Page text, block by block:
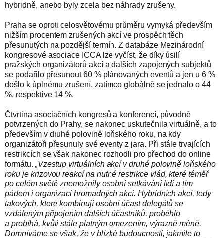
hybridně, anebo byly zcela bez náhrady zrušeny.
Praha se oproti celosvětovému průměru vymyká především
nižším procentem zrušených akcí ve prospěch těch
přesunutých na pozdější termín. Z databáze Mezinárodní
kongresové asociace ICCA lze vyčíst, že díky úsilí
pražských organizátorů akcí a dalších zapojených subjektů
se podařilo přesunout 60 % plánovaných eventů a jen u 6 %
došlo k úplnému zrušení, zatímco globálně se jednalo o 44
%, respektive 14 %.
Čtvrtina asociačních kongresů a konferencí, původně
potvrzených do Prahy, se nakonec uskutečnila virtuálně, a to
především v druhé polovině loňského roku, na kdy
organizátoři přesunuly své eventy z jara. Při stále trvajících
restrikcích se však nakonec rozhodli pro přechod do online
formátu. „Vzestup virtuálních akcí v druhé polovině loňského
roku je krizovou reakcí na nutné restrikce vlád, které téměř
po celém světě znemožnily osobní setkávání lidí a tím
pádem i organizaci hromadných akcí. Hybridních akcí, tedy
takových, které kombinují osobní účast delegátů se
vzdáleným připojením dalších účastníků, proběhlo
a probíhá, kvůli stále platným omezením, výrazně méně.
Domníváme se však, že v blízké budoucnosti, jakmile to